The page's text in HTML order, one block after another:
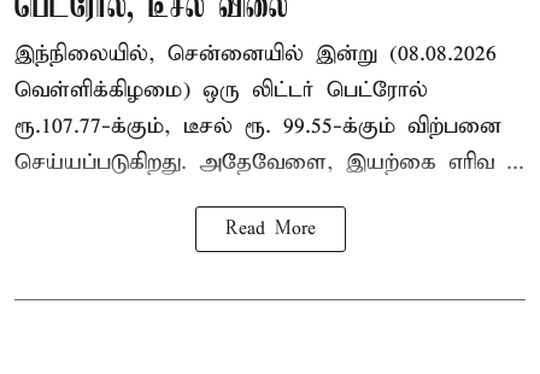
பெட்ரோல், டீசல் விலை
இந்நிலையில், சென்னையில் இன்று (08.08.2026
வெள்ளிக்கிழமை) ஒரு லிட்டர் பெட்ரோல்
ரூ.107.77-க்கும், டீசல் ரூ. 99.55-க்கும் விற்பனை
செய்யப்படுகிறது. அதேவேளை, இயற்கை எரிவ ...
Read More